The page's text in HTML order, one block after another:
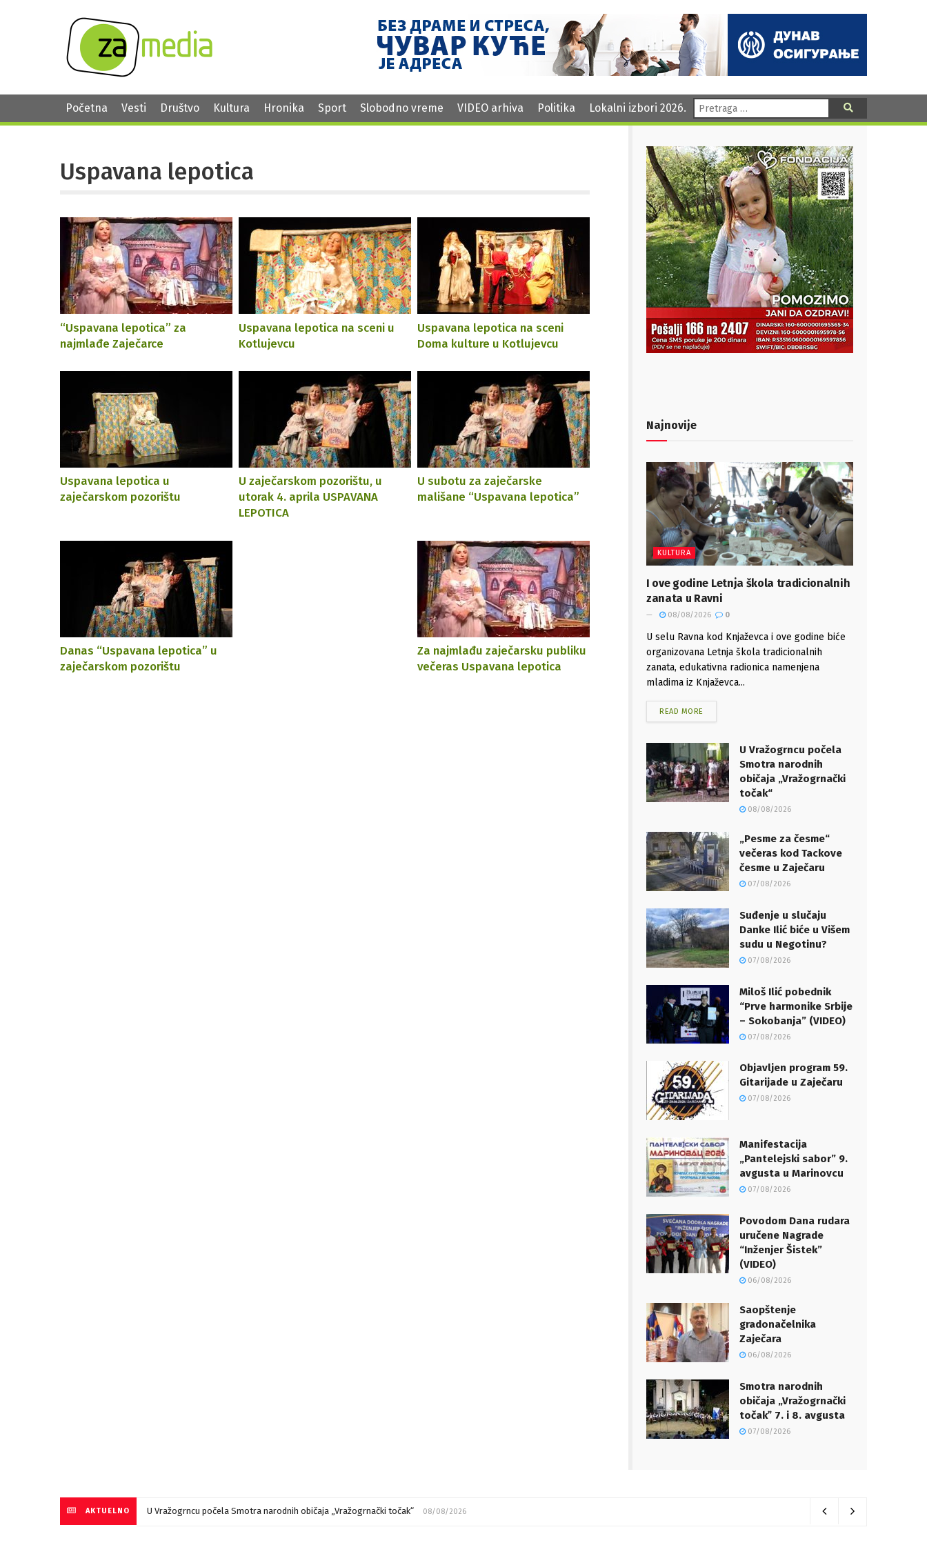
Početna Vesti Društvo Kultura Hronika Sport Slobodno vreme VIDEO arhiva Politika Lokalni izbori 2026. Pretraga:
Uspavana lepotica
“Uspavana lepotica” za
najmlađe Zaječarce
Uspavana lepotica na sceni u
Kotlujevcu
Uspavana lepotica na sceni
Doma kulture u Kotlujevcu
Uspavana lepotica u
zaječarskom pozorištu
U zaječarskom pozorištu, u
utorak 4. aprila USPAVANA
LEPOTICA
U subotu za zaječarske
mališane “Uspavana lepotica”
Danas “Uspavana lepotica” u
zaječarskom pozorištu
Za najmlađu zaječarsku publiku
večeras Uspavana lepotica
Najnovije
KULTURA
I ove godine Letnja škola tradicionalnih
zanata u Ravni
08/08/2026 0
U selu Ravna kod Knjaževca i ove godine biće
organizovana Letnja škola tradicionalnih
zanata, edukativna radionica namenjena
mladima iz Knjaževca...
READ MORE
U Vražogrncu počela
Smotra narodnih
običaja „Vražogrnački
točak“
08/08/2026
„Pesme za česme“
večeras kod Tackove
česme u Zaječaru
07/08/2026
Suđenje u slučaju
Danke Ilić biće u Višem
sudu u Negotinu?
07/08/2026
Miloš Ilić pobednik
“Prve harmonike Srbije
– Sokobanja” (VIDEO)
07/08/2026
Objavljen program 59.
Gitarijade u Zaječaru
07/08/2026
Manifestacija
„Pantelejski sabor” 9.
avgusta u Marinovcu
07/08/2026
Povodom Dana rudara
uručene Nagrade
“Inženjer Šistek”
(VIDEO)
06/08/2026
Saopštenje
gradonačelnika
Zaječara
06/08/2026
Smotra narodnih
običaja „Vražogrnački
točakˮ 7. i 8. avgusta
07/08/2026
AKTUELNO U Vražogrncu počela Smotra narodnih običaja „Vražogrnački točak“ 08/08/2026